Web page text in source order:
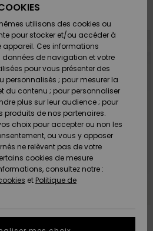
NOUVEAUTÉ
utilisons des cookies ou
pour stocker et/ou accéder à
Ces informations
de navigation et votre
pour vous présenter des
personnalisés ; pour mesurer la
du contenu ; pour personnaliser
plus sur leur audience ; pour
produits de nos partenaires.
choix pour accepter ou non les
ou vous y opposer
ne relèvent pas de votre
cookies de mesure
consultez notre :
et Politique de